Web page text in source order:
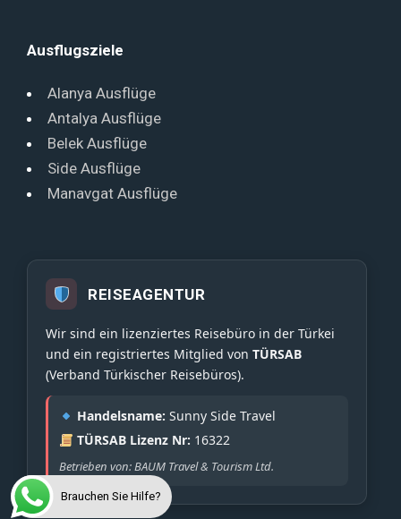
Ausflugsziele
Alanya Ausflüge
Antalya Ausflüge
Belek Ausflüge
Side Ausflüge
Manavgat Ausflüge
REISEAGENTUR
Wir sind ein lizenziertes Reisebüro in der Türkei
und ein registriertes Mitglied von TÜRSAB
(Verband Türkischer Reisebüros).
Handelsname: Sunny Side Travel
TÜRSAB Lizenz Nr: 16322
Betrieben von: BAUM Travel & Tourism Ltd.
Brauchen Sie Hilfe?